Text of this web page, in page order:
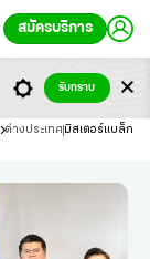
สมัครบริการ
ต่างประเทศ มิสเตอร์แบล็ก
รับทราบ